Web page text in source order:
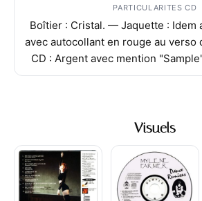
PARTICULARITES CD
Boîtier : Cristal. — Jaquette : Idem
avec autocollant en rouge au
CD : Argent avec mention
Visuels